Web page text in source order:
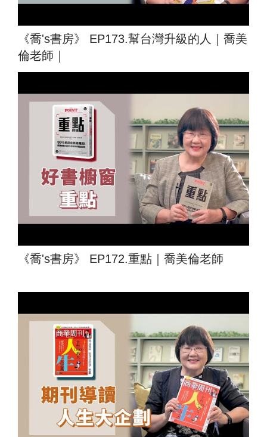
《喬's書房》 EP173.幫台灣升級的人｜喬美
倫老師｜
《喬's書房》 EP172.重點｜喬美倫老師